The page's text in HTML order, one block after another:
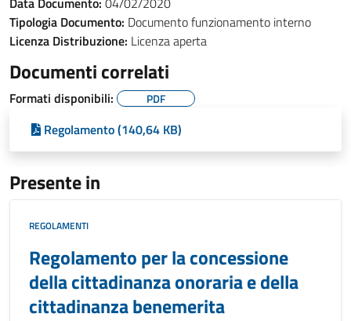
Tipologia Documento: Documento funzionamento interno
Licenza Distribuzione: Licenza aperta
Documenti correlati
Formati disponibili: PDF
Regolamento (140,64 KB)
Presente in
REGOLAMENTI
Regolamento per la concessione
della cittadinanza onoraria e della
cittadinanza benemerita